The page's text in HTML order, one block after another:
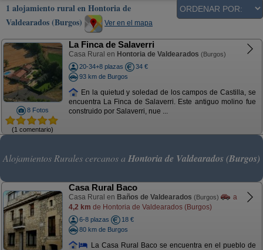
1 alojamiento rural en Hontoria de
Valdearados (Burgos)
Ver en el mapa
8 Fotos
(1 comentario)
La Finca de Salaverri
Casa Rural en Hontoria de Valdearados (Burgos)
20-34+8 plazas
34 €
93 km de Burgos
En la quietud y soledad de los campos de Castilla, se
encuentra La Finca de Salaverri. Este antiguo molino fue
construido por Salaverri, nue ...
Alojamientos Rurales cercanos a Hontoria de Valdearados (Burgos)
Casa Rural Baco
Casa Rural en Baños de Valdearados (Burgos)
a
4,2 km de Hontoria de Valdearados (Burgos)
6-8 plazas
18 €
80 km de Burgos
La Casa Rural Baco se encuentra en el pueblo de